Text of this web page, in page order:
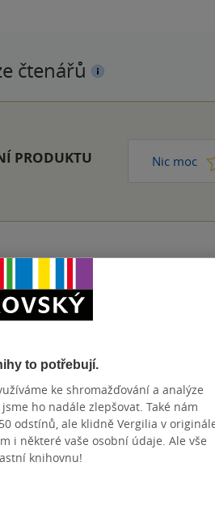
čtenářů
PRODUKTU Nic moc
Maloobchodní cena
to potřebují.
ke shromažďování a analýze
ho nadále zlepšovat. Také nám
odstínů, ale klidně Vergilia v
i některé vaše osobní údaje. Ale vše
knihovnu!